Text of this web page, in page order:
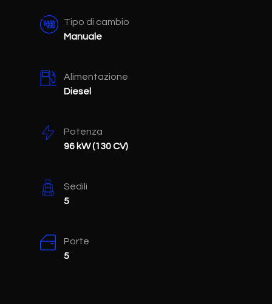
Tipo di cambio
Manuale
Alimentazione
Diesel
Potenza
96 kW (130 CV)
Sedili
5
Porte
5